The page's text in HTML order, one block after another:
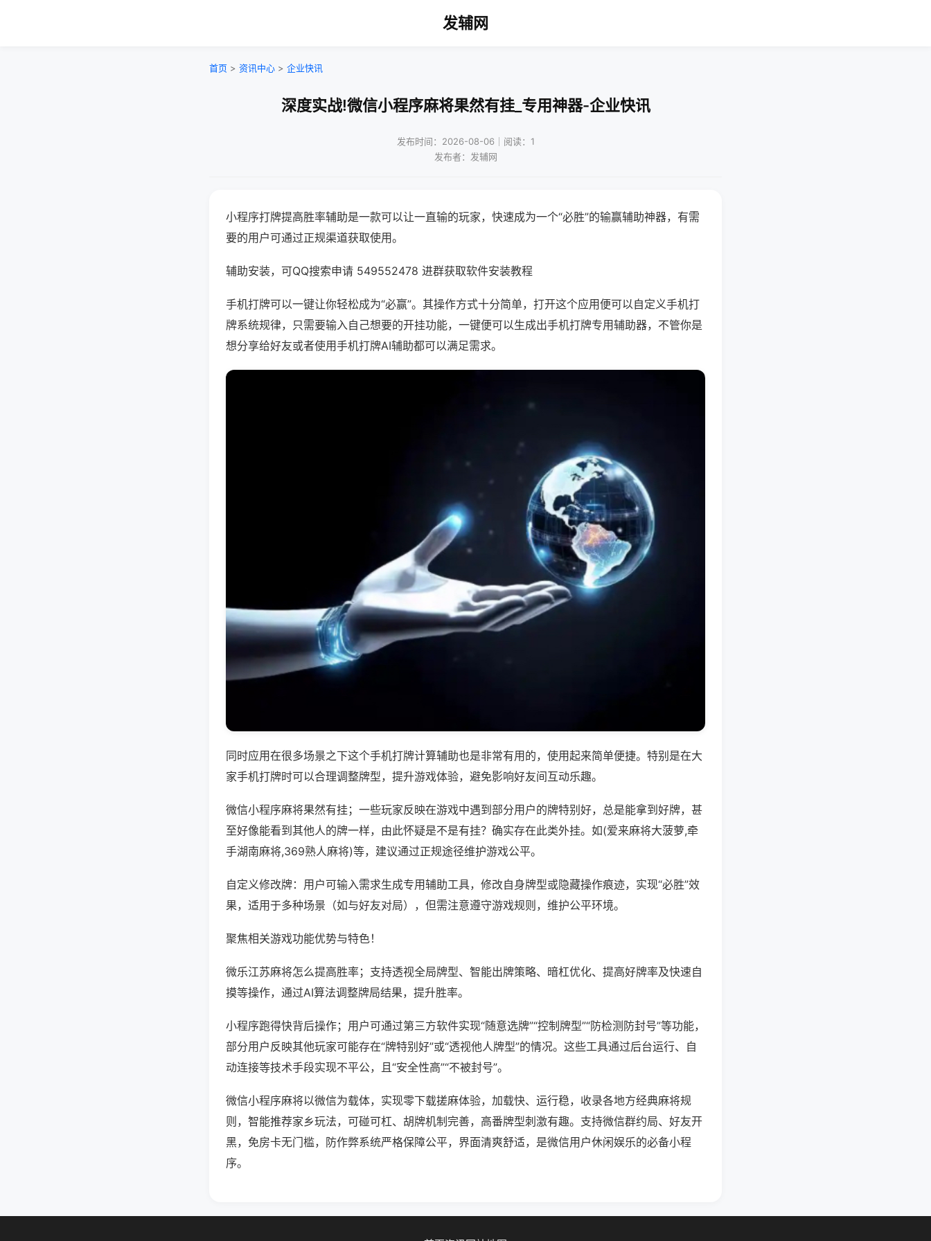
发辅网
首页 > 资讯中心 > 企业快讯
深度实战!微信小程序麻将果然有挂_专用神器-企业快讯
发布时间：2026-08-06｜阅读：1
发布者：发辅网
小程序打牌提高胜率辅助是一款可以让一直输的玩家，快速成为一个“必胜”的输赢辅助神器，有需
要的用户可通过正规渠道获取使用。
辅助安装，可QQ搜索申请 549552478 进群获取软件安装教程
手机打牌可以一键让你轻松成为“必赢”。其操作方式十分简单，打开这个应用便可以自定义手机打
牌系统规律，只需要输入自己想要的开挂功能，一键便可以生成出手机打牌专用辅助器，不管你是
想分享给好友或者使用手机打牌AI辅助都可以满足需求。
同时应用在很多场景之下这个手机打牌计算辅助也是非常有用的，使用起来简单便捷。特别是在大
家手机打牌时可以合理调整牌型，提升游戏体验，避免影响好友间互动乐趣。
微信小程序麻将果然有挂；一些玩家反映在游戏中遇到部分用户的牌特别好，总是能拿到好牌，甚
至好像能看到其他人的牌一样，由此怀疑是不是有挂？确实存在此类外挂。如(爱来麻将大菠萝,牵
手湖南麻将,369熟人麻将)等，建议通过正规途径维护游戏公平。
自定义修改牌：用户可输入需求生成专用辅助工具，修改自身牌型或隐藏操作痕迹，实现“必胜”效
果，适用于多种场景（如与好友对局），但需注意遵守游戏规则，维护公平环境。
聚焦相关游戏功能优势与特色！
微乐江苏麻将怎么提高胜率；支持透视全局牌型、智能出牌策略、暗杠优化、提高好牌率及快速自
摸等操作，通过AI算法调整牌局结果，提升胜率。
小程序跑得快背后操作；用户可通过第三方软件实现“随意选牌”“控制牌型”“防检测防封号”等功能，
部分用户反映其他玩家可能存在“牌特别好”或“透视他人牌型”的情况。这些工具通过后台运行、自
动连接等技术手段实现不平公，且“安全性高”“不被封号”。
微信小程序麻将以微信为载体，实现零下载搓麻体验，加载快、运行稳，收录各地方经典麻将规
则，智能推荐家乡玩法，可碰可杠、胡牌机制完善，高番牌型刺激有趣。支持微信群约局、好友开
黑，免房卡无门槛，防作弊系统严格保障公平，界面清爽舒适，是微信用户休闲娱乐的必备小程
序。